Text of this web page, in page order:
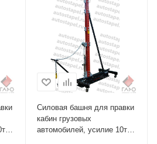
Силовая башня для правки
кабин грузовых
автомобилей, усилие 10т.